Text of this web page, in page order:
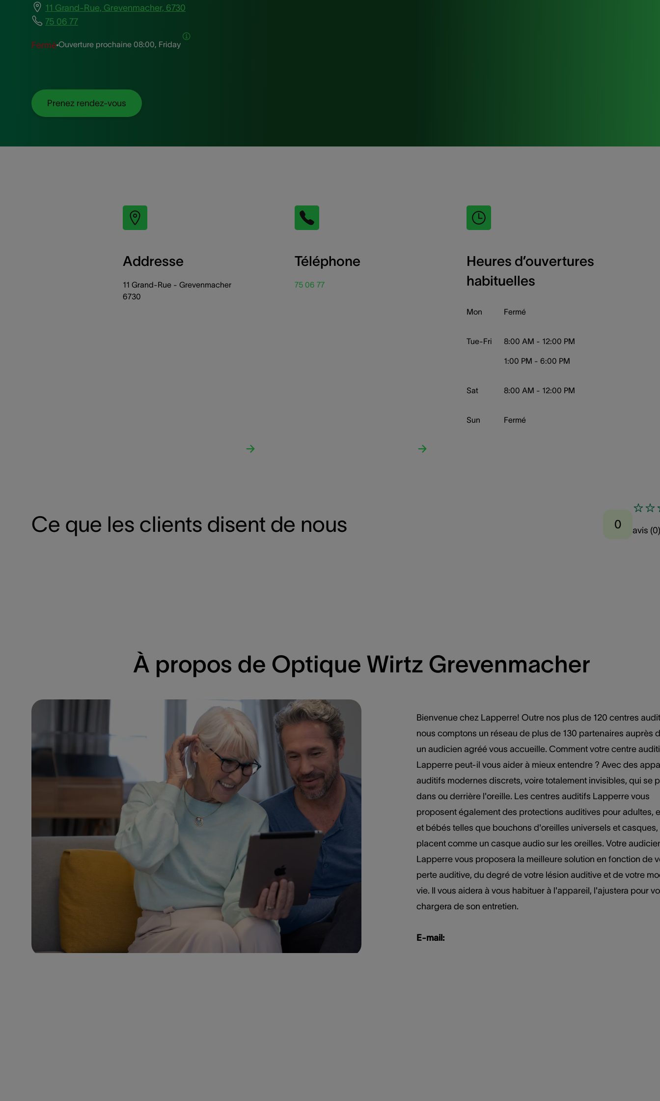
11 Grand-Rue, Grevenmacher, 6730
75 06 77
Fermé Ouverture prochaine 08:00, Friday
Prenez rendez-vous
Addresse
11 Grand-Rue - Grevenmacher
6730
Téléphone
75 06 77
Heures d’ouvertures
habituelles
Mon Fermé
Tue-Fri 8:00 AM - 12:00 PM
1:00 PM - 6:00 PM
Sat 8:00 AM - 12:00 PM
Sun Fermé
Ce que les clients disent de nous 0 avis (0)
À propos de Optique Wirtz Grevenmacher
Bienvenue chez Lapperre! Outre nos plus de 120 centres
nous comptons un réseau de plus de 130 partenaires auprès
un audicien agréé vous accueille. Comment votre centre
Lapperre peut-il vous aider à mieux entendre ? Avec des
auditifs modernes discrets, voire totalement invisibles, qui se
dans ou derrière l'oreille. Les centres auditifs Lapperre vous
proposent également des protections auditives pour adultes,
et bébés telles que bouchons d'oreilles universels et casques,
placent comme un casque audio sur les oreilles. Votre
Lapperre vous proposera la meilleure solution en fonction de
perte auditive, du degré de votre lésion auditive et de votre
vie. Il vous aidera à vous habituer à l'appareil, l'ajustera pour
chargera de son entretien.
E-mail: